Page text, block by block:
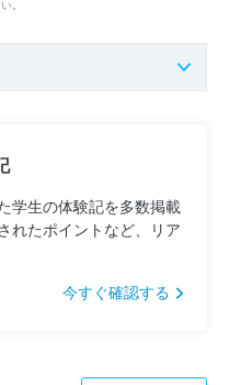
。
学生の体験記を多数掲載
れたポイントなど、リア
今すぐ確認する